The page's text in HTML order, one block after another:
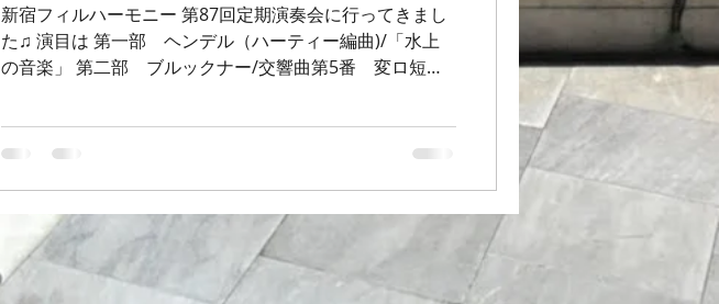
新宿フィルハーモニー 第87回定期演奏会に行ってきまし
た♫ 演目は 第一部 ヘンデル（ハーティー編曲)/「水上
の音楽」 第二部 ブルックナー/交響曲第5番 変ロ短調
癒やし系...